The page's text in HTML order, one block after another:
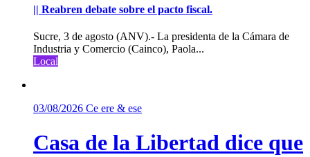
|| Reabren debate sobre el pacto fiscal.
Sucre, 3 de agosto (ANV).- La presidenta de la Cámara de
Industria y Comercio (Cainco), Paola...
Local
03/08/2026 Ce ere & ese
Casa de la Libertad dice que